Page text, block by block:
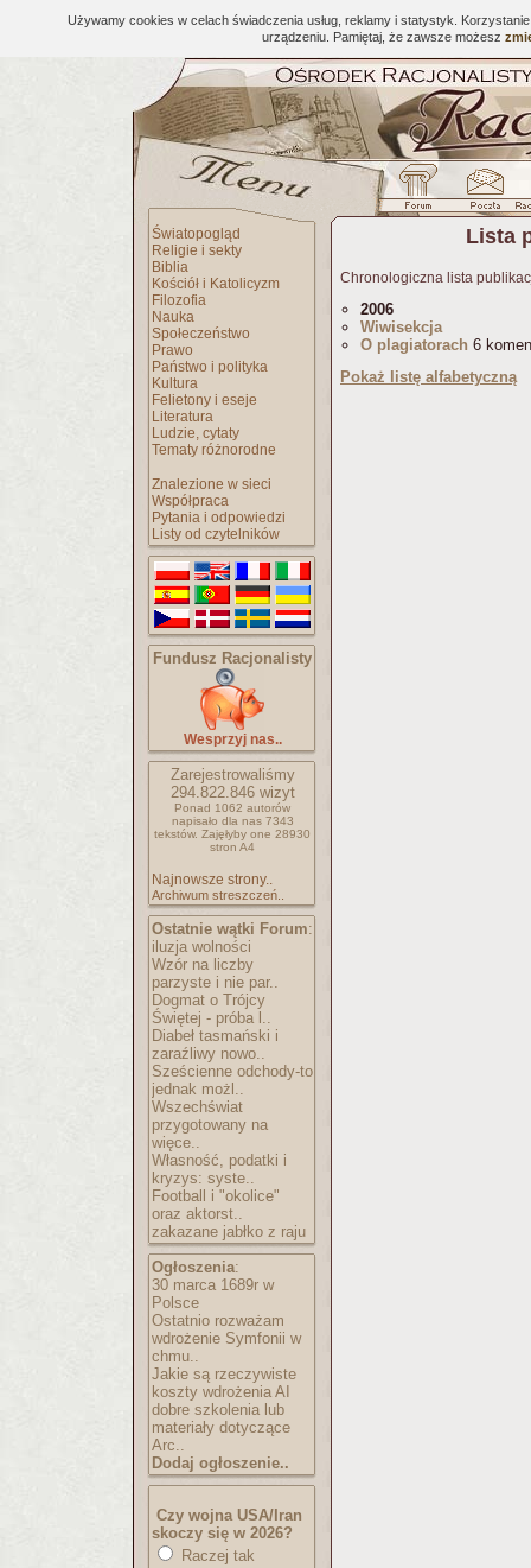
Używamy cookies w celach świadczenia usług, reklamy i statystyk.
urządzeniu. Pamiętaj, że zawsze możesz
Światopogląd
Religie i sekty
Biblia
Kościół i Katolicyzm
Filozofia
Nauka
Społeczeństwo
Prawo
Państwo i polityka
Kultura
Felietony i eseje
Literatura
Ludzie, cytaty
Tematy różnorodne
Znalezione w sieci
Współpraca
Pytania i odpowiedzi
Listy od czytelników
Fundusz Racjonalisty
Wesprzyj nas..
Zarejestrowaliśmy
294.822.846wizyt
Ponad 1062 autorów
napisało dla nas 7343
tekstów. Zajęłyby one 28930
stron A4
Najnowsze strony..
Archiwum streszczeń..
Ostatnie wątki Forum:
iluzja wolności
Wzór na liczby
parzyste i nie par..
Dogmat o Trójcy
Świętej - próba l..
Diabeł tasmański i
zaraźliwy nowo..
Sześcienne odchody-to
jednak możl..
Wszechświat
przygotowany na
więce..
Własność, podatki i
kryzys: syste..
Football i "okolice"
oraz aktorst..
zakazane jabłko z raju
Ogłoszenia:
30 marca 1689r w
Polsce
Ostatnio rozważam
wdrożenie Symfonii w
chmu..
Jakie są rzeczywiste
koszty wdrożenia AI
dobre szkolenia lub
materiały dotyczące
Arc..
Dodaj ogłoszenie..
Czy wojna USA/Iran
skoczy się w 2026?
Raczej tak
Lista
Chronologiczna lista
2006
Wiwisekcja
O plagiatorach 6
Pokaż listę alfabetyczną